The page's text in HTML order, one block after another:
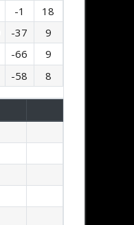
-1
18
-37
9
-66
9
-58 8